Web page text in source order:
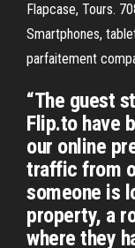
Flapcase, Tours.
Smartphones,
parfaitement
“The guest
Flip.to have
our online
traffic from
someone is
property, a
where they